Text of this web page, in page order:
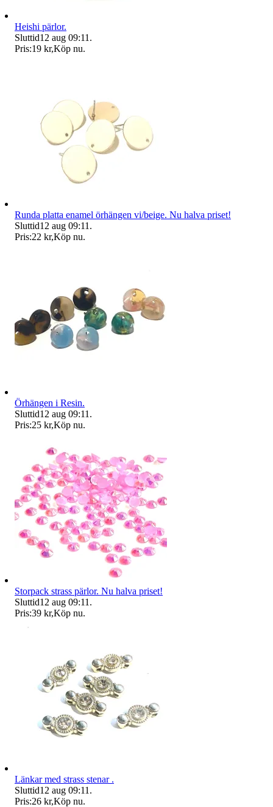
Heishi pärlor.
Sluttid12 aug 09:11 .
Pris:19 kr,Köp nu.
Runda platta enamel örhängen vi/beige. Nu halva priset!
Sluttid12 aug 09:11 .
Pris:22 kr,Köp nu.
Örhängen i Resin.
Sluttid12 aug 09:11 .
Pris:25 kr,Köp nu.
Storpack strass pärlor. Nu halva priset!
Sluttid12 aug 09:11 .
Pris:39 kr,Köp nu.
Länkar med strass stenar .
Sluttid12 aug 09:11 .
Pris:26 kr,Köp nu.